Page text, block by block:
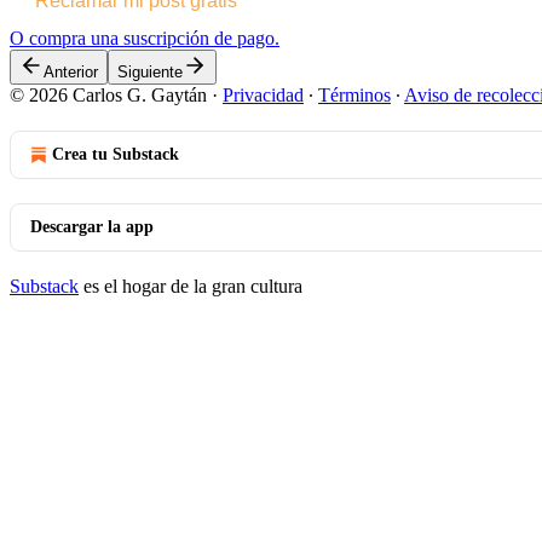
O compra una suscripción de pago.
Anterior Siguiente
© 2026 Carlos G. Gaytán · Privacidad ∙ Términos ∙ Aviso de
Crea tu Substack
Descargar la app
Substack es el hogar de la gran cultura